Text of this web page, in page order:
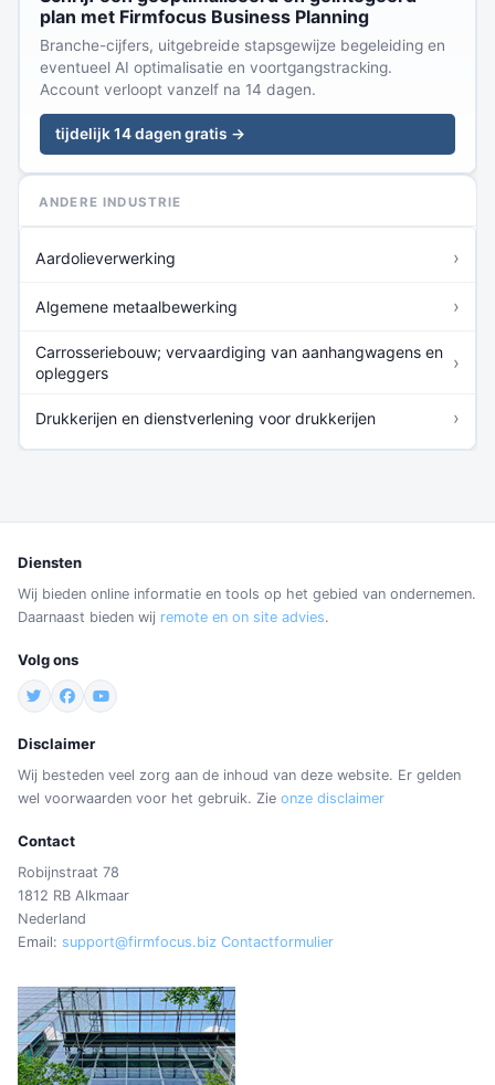
plan met Firmfocus Business Planning
Branche-cijfers, uitgebreide stapsgewijze begeleiding en
eventueel AI optimalisatie en voortgangstracking.
Account verloopt vanzelf na 14 dagen.
tijdelijk 14 dagen gratis →
ANDERE INDUSTRIE
Aardolieverwerking ›
Algemene metaalbewerking ›
Carrosseriebouw; vervaardiging van aanhangwagens en
opleggers
›
Drukkerijen en dienstverlening voor drukkerijen ›
Diensten
Wij bieden online informatie en tools op het gebied van ondernemen.
Daarnaast bieden wij remote en on site advies.
Volg ons
Disclaimer
Wij besteden veel zorg aan de inhoud van deze website. Er gelden
wel voorwaarden voor het gebruik. Zie onze disclaimer
Contact
Robijnstraat 78
1812 RB Alkmaar
Nederland
Email: support@firmfocus.biz Contactformulier